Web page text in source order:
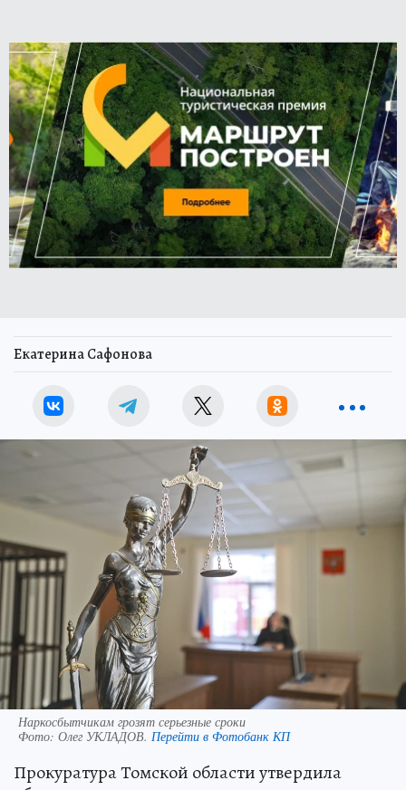
Екатерина Сафонова
Наркосбытчикам грозят серьезные сроки
Фото: Олег УКЛАДОВ. Перейти в Фотобанк КП
Прокуратура Томской области утвердила